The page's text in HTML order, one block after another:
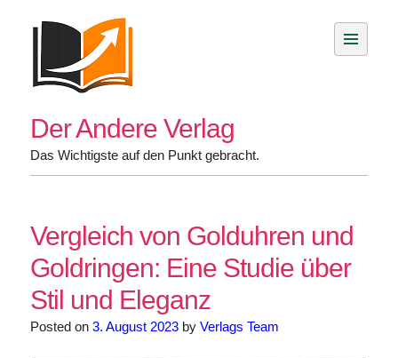
Der Andere Verlag
Das Wichtigste auf den Punkt gebracht.
Vergleich von Golduhren und
Goldringen: Eine Studie über
Stil und Eleganz
Posted on 3. August 2023by Verlags Team